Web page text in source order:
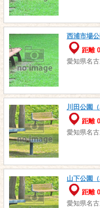
西浦市場公
距離
愛知県名
川田公園（
距離
愛知県名
山下公園（
距離
愛知県名